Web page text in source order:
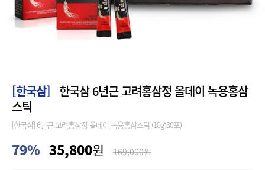
[한국삼] 한국삼 6년근 고려홍삼정 올데이 녹용홍삼
스틱
[한국삼] 6년근 고려홍삼정 올데이 녹용홍삼스틱 (10g*30포)
79% 35,800원 169,000원